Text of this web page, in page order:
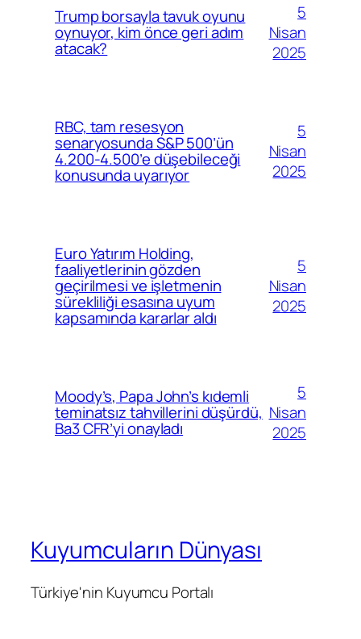
Trump borsayla tavuk oyunu
oynuyor, kim önce geri adım
atacak?
5
Nisan
2025
RBC, tam resesyon
senaryosunda S&P 500’ün
4.200-4.500’e düşebileceği
konusunda uyarıyor
5
Nisan
2025
Euro Yatırım Holding,
faaliyetlerinin gözden
geçirilmesi ve işletmenin
sürekliliği esasına uyum
kapsamında kararlar aldı
5
Nisan
2025
Moody’s, Papa John’s kıdemli
teminatsız tahvillerini düşürdü,
Ba3 CFR’yi onayladı
5
Nisan
2025
Kuyumcuların Dünyası
Türkiye'nin Kuyumcu Portalı